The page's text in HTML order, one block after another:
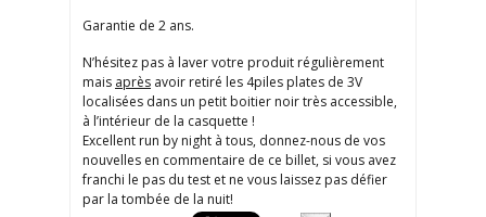
Garantie de 2 ans.
N’hésitez pas à laver votre produit régulièrement
mais après avoir retiré les 4piles plates de 3V
localisées dans un petit boitier noir très accessible,
à l’intérieur de la casquette !
Excellent run by night à tous, donnez-nous de vos
nouvelles en commentaire de ce billet, si vous avez
franchi le pas du test et ne vous laissez pas défier
par la tombée de la nuit!